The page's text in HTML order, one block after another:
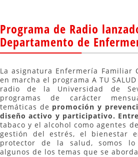
Programa de Radio
Departamento de
La asignatura Enfermería Familiar
en marcha el programa A TU
radio de la Universidad de
programas de carácter
temáticas de promoción y
diseño activo y participativo.
tabaco y el alcohol como agentes
gestión del estrés, el bienestar
protector de la salud, somos lo
algunos de los temas que se